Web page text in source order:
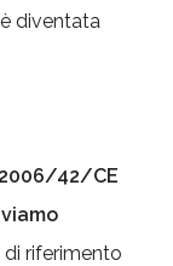
diventata
42/CE
di riferimento